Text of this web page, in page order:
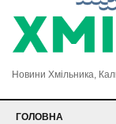
Новини Хмільника,
ГОЛОВНА